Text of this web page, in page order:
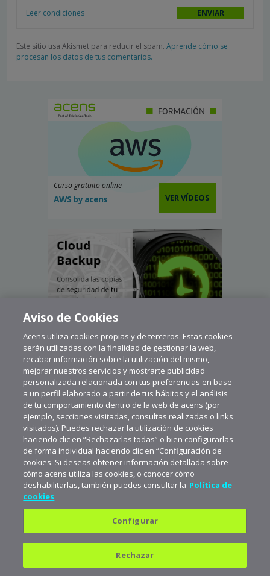
Leer condiciones
Este sitio usa Akismet para reducir el spam. Aprende cómo se
procesan los datos de tus comentarios.
Curso gratuito online
AWS by acens VER VÍDEOS
Política de privacidad
Aviso legal
Aviso de Cookies
Acens utiliza cookies propias y de terceros. Estas cookies
serán utilizadas con la finalidad de gestionar la web,
recabar información sobre la utilización del mismo,
mejorar nuestros servicios y mostrarte publicidad
personalizada relacionada con tus preferencias en base
a un perfil elaborado a partir de tus hábitos y el análisis
de tu comportamiento dentro de la web de acens (por
ejemplo, secciones visitadas, consultas realizadas o links
visitados). Puedes rechazar la utilización de cookies
haciendo clic en “Rechazarlas todas” o bien configurarlas
de forma individual haciendo clic en “Configuración de
cookies. Si deseas obtener información detallada sobre
cómo acens utiliza las cookies, o conocer cómo
deshabilitarlas, también puedes consultar la Política de
cookies
Configurar
Rechazar